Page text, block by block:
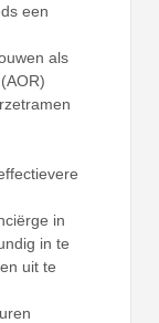
een
als
in
in te
uit te